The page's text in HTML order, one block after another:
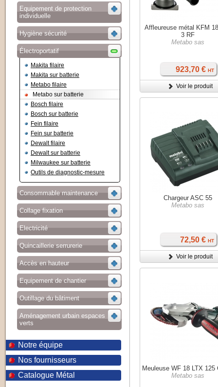
Equipement de protection
individuelle
Hygiène sécurité
Électroportatif
Makita filaire
Makita sur batterie
Metabo filaire
Metabo sur batterie
Bosch filaire
Bosch sur batterie
Fein filaire
Fein sur batterie
Dewalt filaire
Dewalt sur batterie
Milwaukee sur batterie
Outils de diagnostic-mesure
Consommable maintenance
Collage fixation
Electricité
Quincaillerie serrurerie
Accès en hauteur
Equipement de chantier
Outillage du bâtiment
Aménagement urbain espaces
verts
Notre équipe
Nos fournisseurs
Catalogue Métal
Affleureuse métal KFM
3 RF
Metabo sas
923,70 € HT
Voir le produit
Chargeur ASC 55
Metabo sas
72,50 € HT
Voir le produit
Meuleuse WF 18 LTX 125
Metabo sas